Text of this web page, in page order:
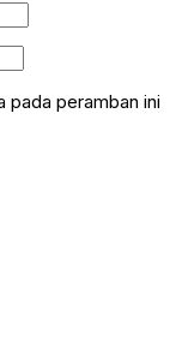
pada peramban ini